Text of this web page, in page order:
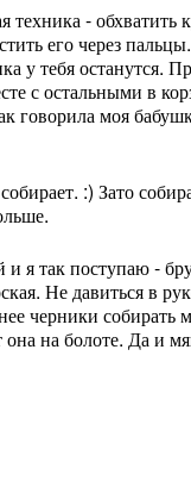
техника - обхватить
его через
у тебя останутся.
с остальными в
говорила моя
:) Зато
я так поступаю -
Не давиться в
черники собирать
она на болоте. Да и